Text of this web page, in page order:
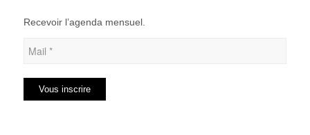
Recevoir l’agenda mensuel.